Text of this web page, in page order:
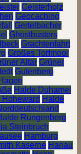
Geisterholz
Geocaching
Gertelbacher
Ghostbusters
Grachtenfahrt
Großes Torfmoor
Altar Grüner
Gutenberg
Halde Duhamel
Hoheward Halde
Rungenberg
Steinbruch
Hamburg
Kaserne Hanau